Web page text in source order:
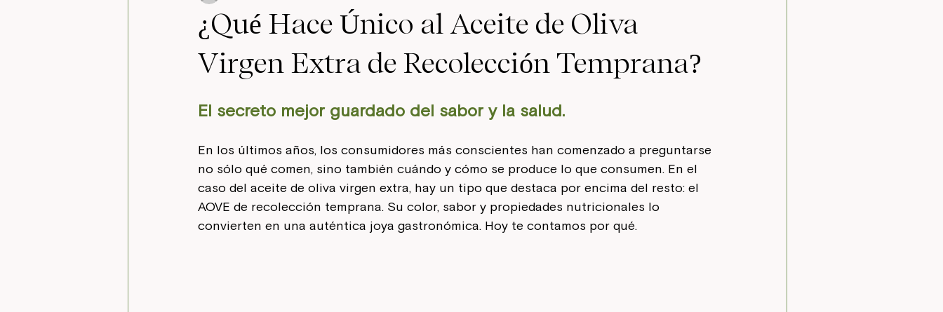
¿Qué Hace Único al Aceite de Oliva
Virgen Extra de Recolección Temprana?
El secreto mejor guardado del sabor y la salud.
En los últimos años, los consumidores más conscientes han comenzado a preguntarse
no sólo qué comen, sino también cuándo y cómo se produce lo que consumen. En el
caso del aceite de oliva virgen extra, hay un tipo que destaca por encima del resto: el
AOVE de recolección temprana. Su color, sabor y propiedades nutricionales lo
convierten en una auténtica joya gastronómica. Hoy te contamos por qué.